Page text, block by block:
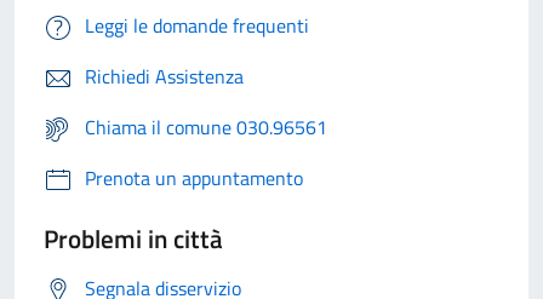
Leggi le domande frequenti
Richiedi Assistenza
Chiama il comune 030.96561
Prenota un appuntamento
Problemi in città
Segnala disservizio